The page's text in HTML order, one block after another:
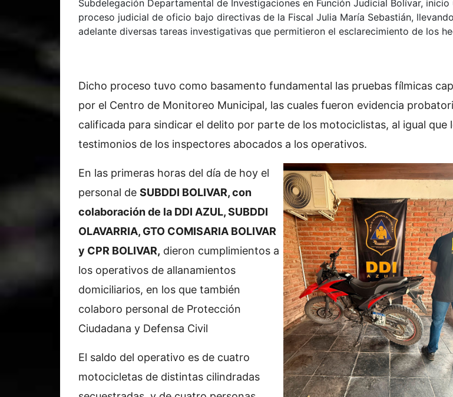
Subdelegación Departamental de Investigaciones en Función Judicial Bolívar, inicio
proceso judicial de oficio bajo directivas de la Fiscal Julia María Sebastián, llevando
adelante diversas tareas investigativas que permitieron el esclarecimiento de los
Dicho proceso tuvo como basamento fundamental las pruebas fílmicas
por el Centro de Monitoreo Municipal, las cuales fueron evidencia
calificada para sindicar el delito por parte de los motociclistas, al igual que
testimonios de los inspectores abocados a los operativos.
En las primeras horas del día de hoy el
personal de SUBDDI BOLIVAR, con
colaboración de la DDI AZUL, SUBDDI
OLAVARRIA, GTO COMISARIA BOLIVAR
y CPR BOLIVAR, dieron cumplimientos a
los operativos de allanamientos
domiciliarios, en los que también
colaboro personal de Protección
Ciudadana y Defensa Civil
El saldo del operativo es de cuatro
motocicletas de distintas cilindradas